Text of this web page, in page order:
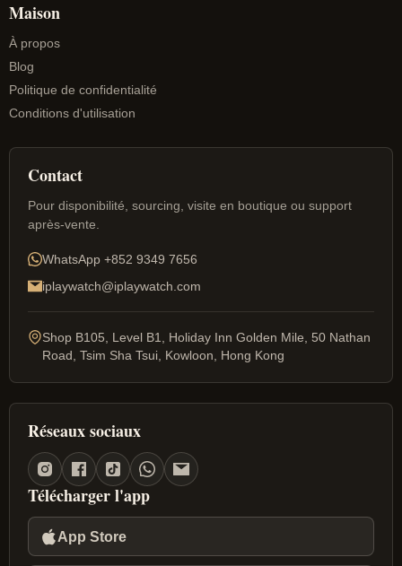
Maison
À propos
Blog
Politique de confidentialité
Conditions d'utilisation
Contact
Pour disponibilité, sourcing, visite en boutique ou support
après-vente.
WhatsApp +852 9349 7656
iplaywatch@iplaywatch.com
Shop B105, Level B1, Holiday Inn Golden Mile, 50 Nathan
Road, Tsim Sha Tsui, Kowloon, Hong Kong
Réseaux sociaux
Télécharger l'app
App Store